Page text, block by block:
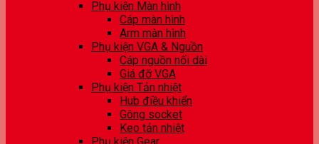
Phụ kiện Màn hình
Cáp màn hình
Arm màn hình
Phụ kiện VGA & Nguồn
Cáp nguồn nối dài
Giá đỡ VGA
Phụ kiện Tản nhiệt
Hub điều khiển
Gông socket
Keo tản nhiệt